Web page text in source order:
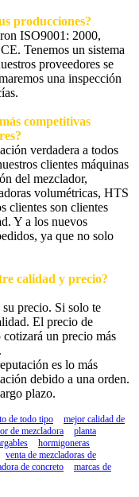
producciones?
ISO9001: 2000,
Tenemos un sistema
proveedores se
una inspección
competitivas
verdadera a todos
clientes máquinas
del mezclador,
volumétricas, HTS
clientes son clientes
Y a los nuevos
ya que no solo
calidad y precio?
precio. Si solo te
El precio de
un precio más
es lo más
debido a una orden.
plazo.
de todo tipo
mejor calidad de
de mezcladora
planta
hormigoneras
venta de mezcladoras de
de concreto
marcas de